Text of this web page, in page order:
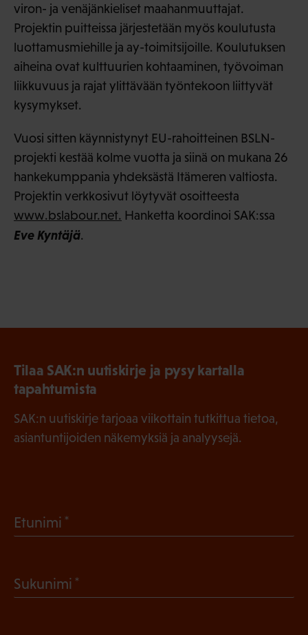
viron- ja venäjänkieliset maahanmuuttajat.
Projektin puitteissa järjestetään myös koulutusta
luottamusmiehille ja ay-toimitsijoille. Koulutuksen
aiheina ovat kulttuurien kohtaaminen, työvoiman
liikkuvuus ja rajat ylittävään työntekoon liittyvät
kysymykset.
Vuosi sitten käynnistynyt EU-rahoitteinen BSLN-
projekti kestää kolme vuotta ja siinä on mukana 26
hankekumppania yhdeksästä Itämeren valtiosta.
Projektin verkkosivut löytyvät osoitteesta
www.bslabour.net. Hanketta koordinoi SAK:ssa
Eve Kyntäjä.
Tilaa SAK:n uutiskirje ja pysy kartalla
tapahtumista
SAK:n uutiskirje tarjoaa viikottain tutkittua tietoa,
asiantuntijoiden näkemyksiä ja analyysejä.
Etunimi
Sukunimi